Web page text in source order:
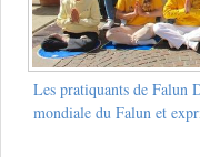
Les pratiquants de Falun
mondiale du Falun et